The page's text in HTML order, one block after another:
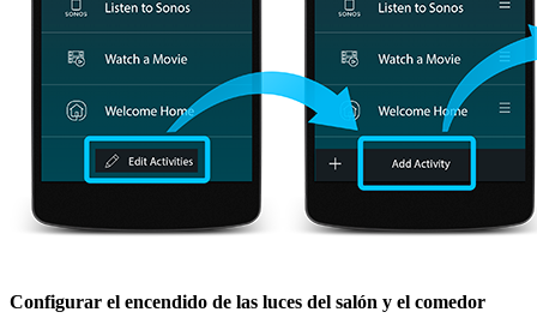
Configurar el encendido de las luces del salón y el comedor